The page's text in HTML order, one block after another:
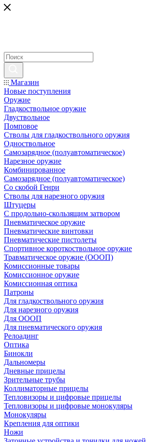
Магазин
Новые поступления
Оружие
Гладкоствольное оружие
Двуствольное
Помповое
Стволы для гладкоствольного оружия
Одноствольное
Самозарядное (полуавтоматическое)
Нарезное оружие
Комбинированное
Самозарядное (полуавтоматическое)
Со скобой Генри
Стволы для нарезного оружия
Штуцеры
С продольно-скользящим затвором
Пневматическое оружие
Пневматические винтовки
Пневматические пистолеты
Спортивное короткоствольное оружие
Травматическое оружие (ОООП)
Комиссионные товары
Комиссионное оружие
Комиссионная оптика
Патроны
Для гладкоствольного оружия
Для нарезного оружия
Для ОООП
Для пневматического оружия
Релоадинг
Оптика
Бинокли
Дальномеры
Дневные прицелы
Зрительные трубы
Коллиматорные прицелы
Тепловизоры и цифровые прицелы
Тепловизоры и цифровые монокуляры
Монокуляры
Крепления для оптики
Ножи